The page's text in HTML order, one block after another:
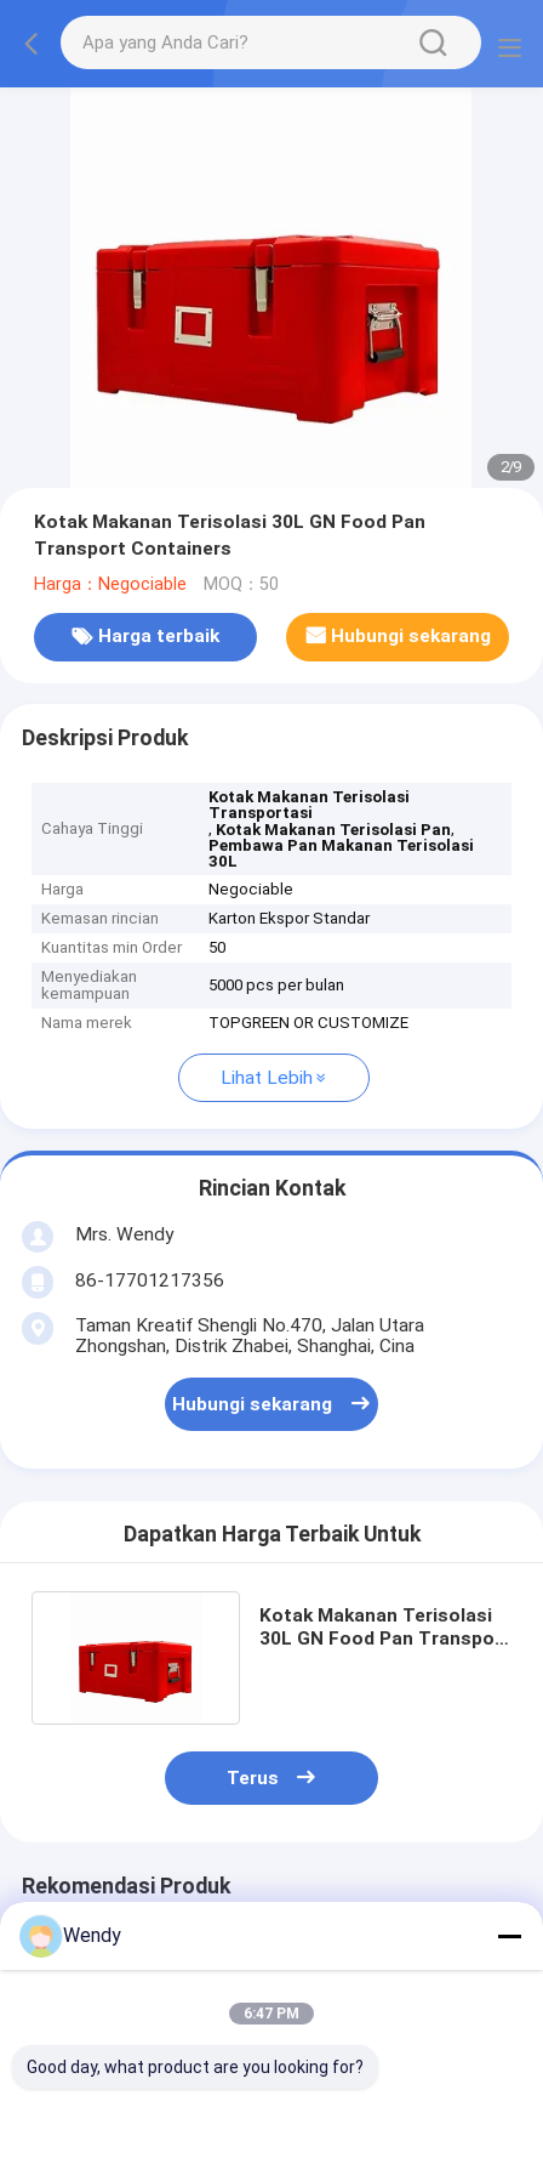
2/9
Kotak Makanan Terisolasi 30L GN Food Pan
Transport Containers
Harga：Negociable MOQ：50
Harga terbaik Hubungi sekarang
Deskripsi Produk
Cahaya Tinggi
Kotak Makanan Terisolasi
Transportasi
, Kotak Makanan Terisolasi Pan,
Pembawa Pan Makanan Terisolasi
30L
Harga
Negociable
Kemasan rincian
Karton Ekspor Standar
Kuantitas min Order
50
Menyediakan
kemampuan
5000 pcs per bulan
Nama merek TOPGREEN OR CUSTOMIZE
Lihat Lebih
Rincian Kontak
Mrs. Wendy
86-17701217356
Taman Kreatif Shengli No.470, Jalan Utara
Zhongshan, Distrik Zhabei, Shanghai, Cina
Hubungi sekarang
Dapatkan Harga Terbaik Untuk
Kotak Makanan Terisolasi
30L GN Food Pan Transport
Terus
Rekomendasi Produk
Wendy
6:47 PM
Good day, what product are you looking for?